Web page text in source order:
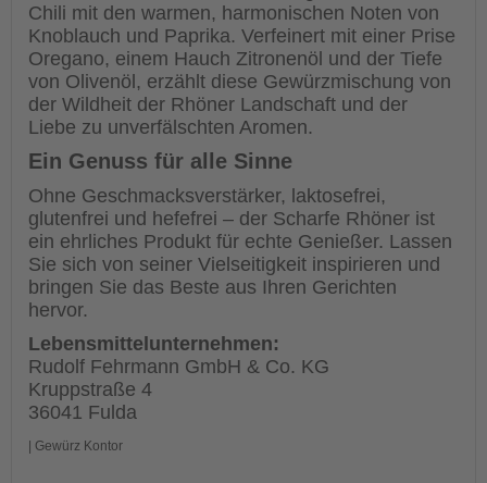
Chili mit den warmen, harmonischen Noten von
Knoblauch und Paprika. Verfeinert mit einer Prise
Oregano, einem Hauch Zitronenöl und der Tiefe
von Olivenöl, erzählt diese Gewürzmischung von
der Wildheit der Rhöner Landschaft und der
Liebe zu unverfälschten Aromen.
Ein Genuss für alle Sinne
Ohne Geschmacksverstärker, laktosefrei,
glutenfrei und hefefrei – der Scharfe Rhöner ist
ein ehrliches Produkt für echte Genießer. Lassen
Sie sich von seiner Vielseitigkeit inspirieren und
bringen Sie das Beste aus Ihren Gerichten
hervor.
Lebensmittelunternehmen:
Rudolf Fehrmann GmbH & Co. KG
Kruppstraße 4
36041 Fulda
| Gewürz Kontor